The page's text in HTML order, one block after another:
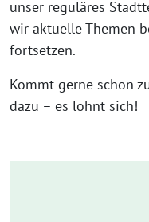
unser reguläres
wir aktuelle Themen
fortsetzen.
Kommt gerne schon
dazu – es lohnt sich!